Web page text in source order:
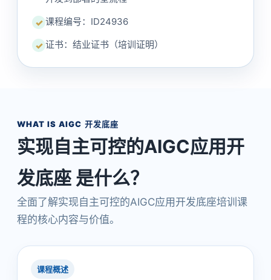
✓ 课程编号：ID24936
✓ 证书：结业证书（培训证明）
WHAT IS AIGC 开发底座
实现自主可控的AIGC应用开
发底座 是什么？
全面了解实现自主可控的AIGC应用开发底座培训课
程的核心内容与价值。
课程概述